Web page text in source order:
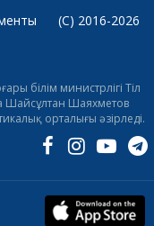
(C) 2016-2026
білім министрлігі Тіл
Шайсұлтан Шаяхметов
орталығы әзірледі.